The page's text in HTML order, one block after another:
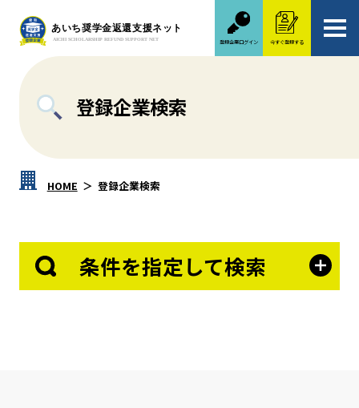
登録企業ログイン 今すぐ登録する
登録企業検索
HOME 登録企業検索
条件を指定して検索